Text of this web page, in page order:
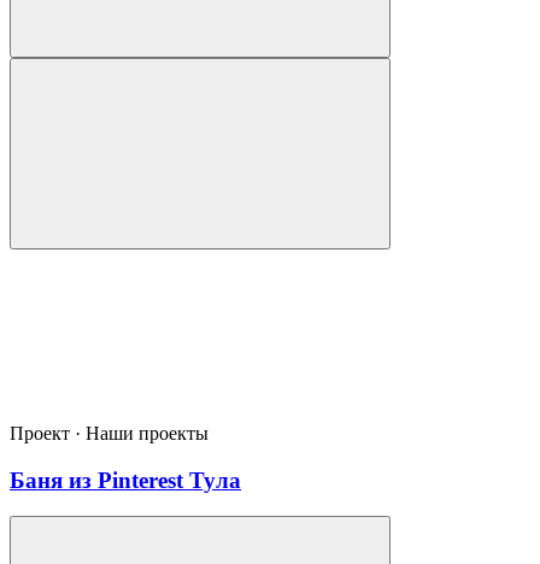
Проект · Наши проекты
Баня из Pinterest Тула